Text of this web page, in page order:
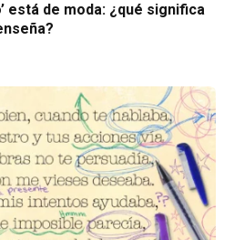
está de moda: ¿qué significa